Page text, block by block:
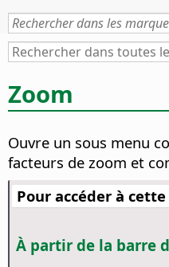
Zoom
Ouvre un sous menu
facteurs de zoom et
Pour accéder à
À partir de la barre